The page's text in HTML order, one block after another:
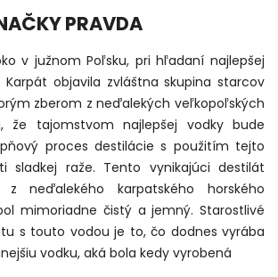
PRAVDA
v južnom Poľsku, pri hľadaní najlepšej
objavila zvláštna skupina starcov
zberom z neďalekých veľkopoľských
že tajomstvom najlepšej vodky bude
proces destilácie s použitím tejto
sladkej raže. Tento vynikajúci destilát
neďalekého karpatského horského
mimoriadne čistý a jemný. Starostlivé
s touto vodou je to, čo dodnes vyrába
vodku, aká bola kedy vyrobená